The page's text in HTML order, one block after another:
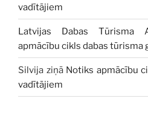
vadītājiem
Latvijas Dabas Tūrisma
apmācību cikls dabas tūrisma
Silvija ziņā Notiks apmācību
vadītājiem